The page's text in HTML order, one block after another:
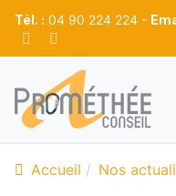
Tél. : 04 90 224 224 -
Accueil Nos